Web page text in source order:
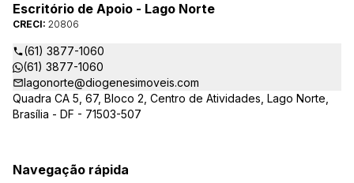
Escritório de Apoio - Lago Norte
CRECI: 20806
(61) 3877-1060
(61) 3877-1060
lagonorte@diogenesimoveis.com
Quadra CA 5, 67, Bloco 2, Centro de Atividades, Lago Norte,
Brasília - DF - 71503-507
Navegação rápida